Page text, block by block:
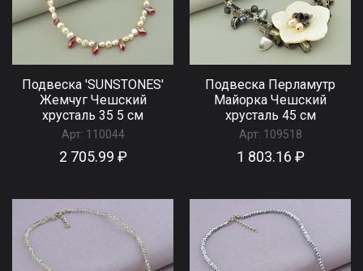
Подвеска 'SUNSTONES'
Жемчуг Чешский
хрусталь 35 5 см
Арт: 110044
2 705.99 ₽
Подвеска Перламутр
Майорка Чешский
хрусталь 45 см
Арт: 109518
1 803.16 ₽